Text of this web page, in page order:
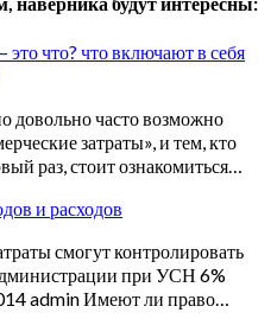
что? что включают в себя
довольно часто возможно
затраты», и тем, кто
раз, стоит ознакомиться…
и расходов
смогут контролировать
при УСН 6%
admin Имеют ли право…